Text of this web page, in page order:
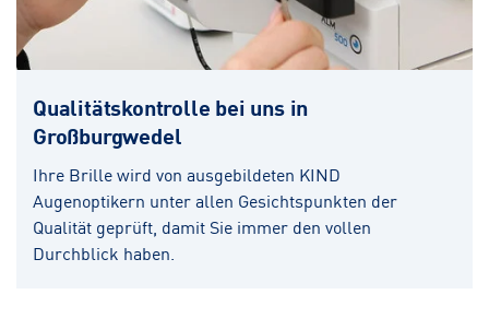
Qualitätskontrolle bei uns in
Großburgwedel
Ihre Brille wird von ausgebildeten KIND
Augenoptikern unter allen Gesichtspunkten der
Qualität geprüft, damit Sie immer den vollen
Durchblick haben.